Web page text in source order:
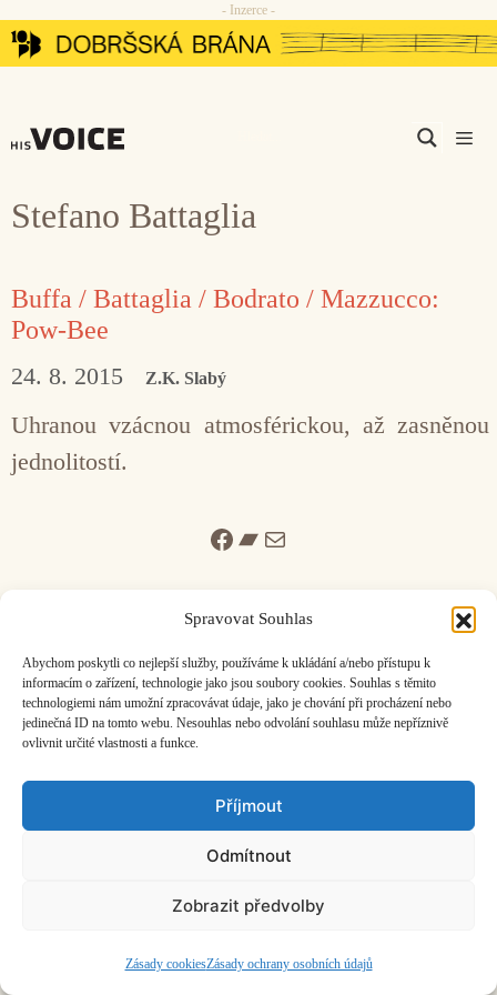
Spravovat Souhlas
Abychom poskytli co nejlepší služby, používáme k ukládání a/nebo přístupu k
informacím o zařízení, technologie jako jsou soubory cookies. Souhlas s těmito
technologiemi nám umožní zpracovávat údaje, jako je chování při procházení nebo
jedinečná ID na tomto webu. Nesouhlas nebo odvolání souhlasu může nepříznivě
ovlivnit určité vlastnosti a funkce.
Příjmout
Odmítnout
Zobrazit předvolby
Zásady cookiesZásady ochrany osobních údajů
Přeskočit
na
- Inzerce -
Stefano Battaglia
Buffa / Battaglia / Bodrato / Mazzucco:
Pow-Bee
24. 8. 2015 Z.K. Slabý
Uhranou vzácnou atmosférickou, až zasněnou
jednolitostí.
Facebook
Bandcamp
Mail
ČASOPIS O JINÉ HUDBĚ | vydáváHudební informační středisko
založeno 2001 | Kontaktujte nás: info@hisvoice.cz
©2026 HISvoice – design a admin
Atelier Dokument